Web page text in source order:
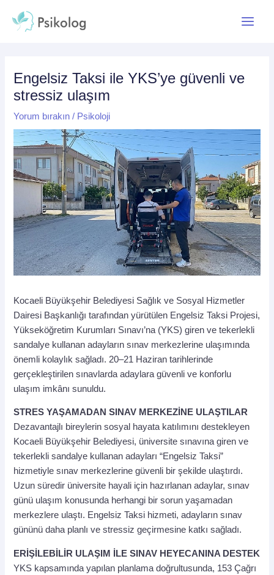
atla
Engelsiz Taksi ile YKS’ye güvenli ve
stressiz ulaşım
Yorum bırakın / Psikoloji
Kocaeli Büyükşehir Belediyesi Sağlık ve Sosyal Hizmetler
Dairesi Başkanlığı tarafından yürütülen Engelsiz Taksi Projesi,
Yükseköğretim Kurumları Sınavı’na (YKS) giren ve tekerlekli
sandalye kullanan adayların sınav merkezlerine ulaşımında
önemli kolaylık sağladı. 20–21 Haziran tarihlerinde
gerçekleştirilen sınavlarda adaylara güvenli ve konforlu
ulaşım imkânı sunuldu.
STRES YAŞAMADAN SINAV MERKEZİNE ULAŞTILAR
Dezavantajlı bireylerin sosyal hayata katılımını destekleyen
Kocaeli Büyükşehir Belediyesi, üniversite sınavına giren ve
tekerlekli sandalye kullanan adayları “Engelsiz Taksi”
hizmetiyle sınav merkezlerine güvenli bir şekilde ulaştırdı.
Uzun süredir üniversite hayali için hazırlanan adaylar, sınav
günü ulaşım konusunda herhangi bir sorun yaşamadan
merkezlere ulaştı. Engelsiz Taksi hizmeti, adayların sınav
gününü daha planlı ve stressiz geçirmesine katkı sağladı.
ERİŞİLEBİLİR ULAŞIM İLE SINAV HEYECANINA DESTEK
YKS kapsamında yapılan planlama doğrultusunda, 153 Çağrı
dolaşımı